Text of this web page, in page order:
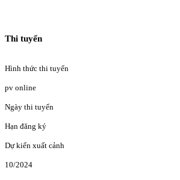
Thi tuyển
Hình thức thi tuyển
pv online
Ngày thi tuyển
Hạn đăng ký
Dự kiến xuất cảnh
10/2024